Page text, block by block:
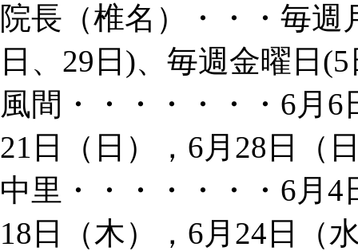
院長（椎名）・・・毎週
日、29日)、毎週金曜日
風間・・・・・・・6月
21日（日），6月28日（
中里・・・・・・・6月
18日（木），6月24日（